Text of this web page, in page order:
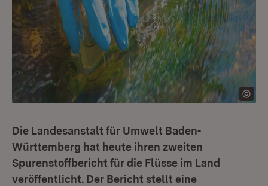
Die Landesanstalt für Umwelt Baden-
Württemberg hat heute ihren zweiten
Spurenstoffbericht für die Flüsse im Land
veröffentlicht. Der Bericht stellt eine